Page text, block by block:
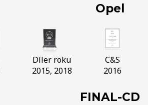
Opel
Díler roku
2015, 2018
C&S
2016
FINAL-CD